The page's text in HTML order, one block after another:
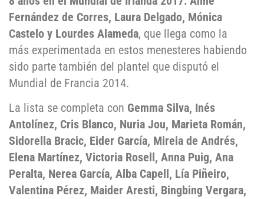
Fernández de Corres, Laura Delgado, Mónica
Castelo y Lourdes Alameda, que llega como la
más experimentada en estos menesteres habiendo
sido parte también del plantel que disputó el
Mundial de Francia 2014.
La lista se completa con Gemma Silva, Inés
Antolínez, Cris Blanco, Nuria Jou, Marieta Román,
Sidorella Bracic, Eider García, Mireia de Andrés,
Elena Martínez, Victoria Rosell, Anna Puig, Ana
Peralta, Nerea García, Alba Capell, Lía Piñeiro,
Valentina Pérez, Maider Aresti, Bingbing Vergara,